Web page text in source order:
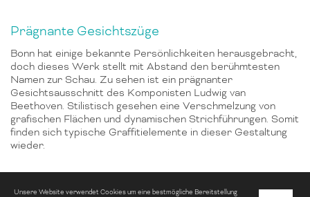
Prägnante Gesichtszüge
Bonn hat einige bekannte Persönlichkeiten herausgebracht,
doch dieses Werk stellt mit Abstand den berühmtesten
Namen zur Schau. Zu sehen ist ein prägnanter
Gesichtsausschnitt des Komponisten Ludwig van
Beethoven. Stilistisch gesehen eine Verschmelzung von
grafischen Flächen und dynamischen Strichführungen. Somit
finden sich typische Graffitielemente in dieser Gestaltung
wieder.
Unsere Website verwendet Cookies um eine bestmögliche Bereitstellung